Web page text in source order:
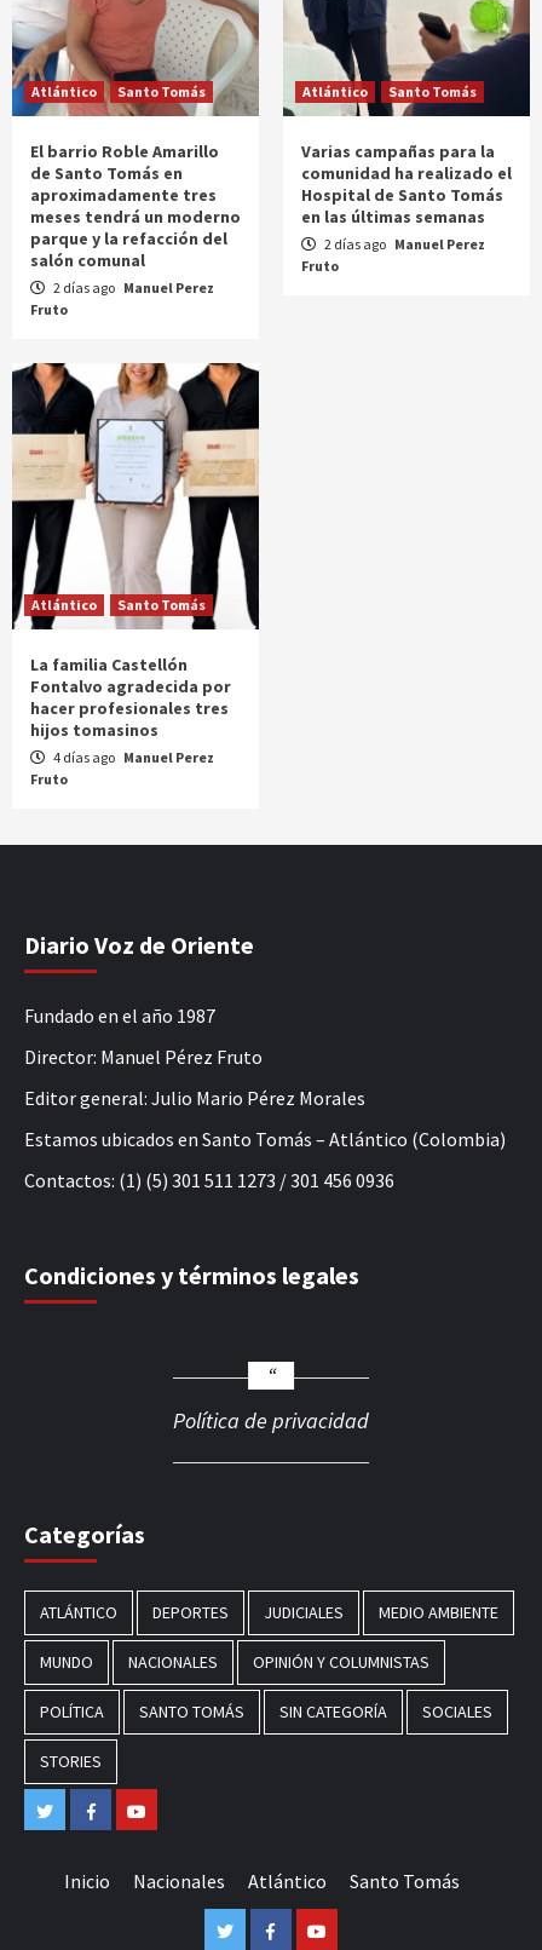
Atlántico Santo Tomás
El barrio Roble Amarillo
de Santo Tomás en
aproximadamente tres
meses tendrá un moderno
parque y la refacción del
salón comunal
2 días ago Manuel Perez
Fruto
Atlántico Santo Tomás
Varias campañas para la
comunidad ha realizado el
Hospital de Santo Tomás
en las últimas semanas
2 días ago Manuel Perez
Fruto
Atlántico Santo Tomás
La familia Castellón
Fontalvo agradecida por
hacer profesionales tres
hijos tomasinos
4 días ago Manuel Perez
Fruto
Diario Voz de Oriente
Fundado en el año 1987
Director: Manuel Pérez Fruto
Editor general: Julio Mario Pérez Morales
Estamos ubicados en Santo Tomás – Atlántico (Colombia)
Contactos: (1) (5) 301 511 1273 / 301 456 0936
Condiciones y términos legales
Política de privacidad
Categorías
ATLÁNTICO DEPORTES JUDICIALES MEDIO AMBIENTE
MUNDO NACIONALES OPINIÓN Y COLUMNISTAS
POLÍTICA SANTO TOMÁS SIN CATEGORÍA SOCIALES
STORIES
TwitterFacebook
Inicio Nacionales Atlántico Santo Tomás
TwitterFacebookYoutube